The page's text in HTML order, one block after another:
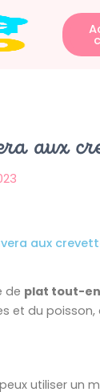
aux
aux
de plat tout-
et du
utiliser un